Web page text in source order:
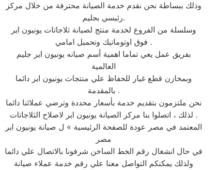
وذلك ببساطة نحن نقدم خدمة الصيانة محترفة من خلال مركز
رئيسي بجليم.
وسلسلة من الفروع لخدمة منتج لصيانة ثلاجاتات يونيون اير
فوق اوتوماتيك وتحميل امامي .
بفريق عمل يعي تماما اهمية أسم صيانه يونيون اير جليم
العالمية
وبمخازن قطع غيار للحفاظ علي منتجات يونيون اير دائما
بالمقدمة .
نحن ملتزمون بتقديم خدمة بأسعار محددة وترضي عملائنا دائما
. لذلك ، اتصلوا بنا مركز الصيانة يونيون اير لاصلاح الثلاجاتات
المعتمد في مصر عودة للصفحة الرئيسية » ل صيانة يونيون اير
مصر
في حال انشغال رقم الخط الساخن شرفونا بالاتصال علي دائما
ولذلك يمكنكم التواصل معنا علي رقم خدمة عملاء صيانة